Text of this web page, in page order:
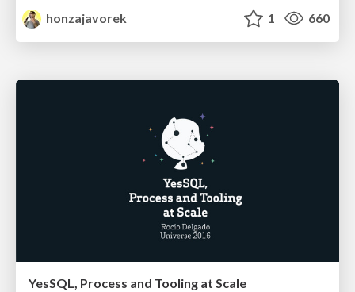
honzajavorek
1 660
YesSQL, Process and Tooling at Scale